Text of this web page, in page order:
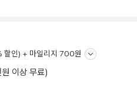
할인) + 마일리지 700원
이상 무료)